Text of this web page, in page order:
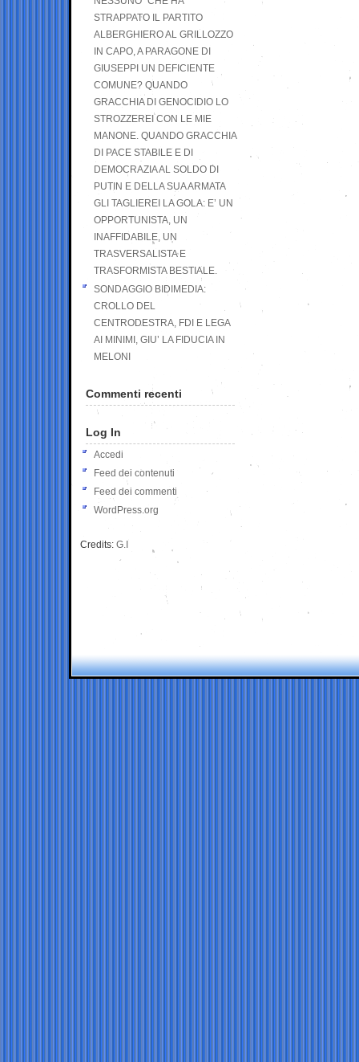
STRAPPATO IL PARTITO
ALBERGHIERO AL GRILLOZZO
IN CAPO, A PARAGONE DI
GIUSEPPI UN DEFICIENTE
COMUNE? QUANDO
GRACCHIA DI GENOCIDIO LO
STROZZEREI CON LE MIE
MANONE. QUANDO GRACCHIA
DI PACE STABILE E DI
DEMOCRAZIA AL SOLDO DI
PUTIN E DELLA SUA ARMATA
GLI TAGLIEREI LA GOLA: E’ UN
OPPORTUNISTA, UN
INAFFIDABILE, UN
TRASVERSALISTA E
TRASFORMISTA BESTIALE.
SONDAGGIO BIDIMEDIA:
CROLLO DEL
CENTRODESTRA, FDI E LEGA
AI MINIMI, GIU’ LA FIDUCIA IN
MELONI
Commenti recenti
Log In
Accedi
Feed dei contenuti
Feed dei commenti
WordPress.org
Credits: G.I